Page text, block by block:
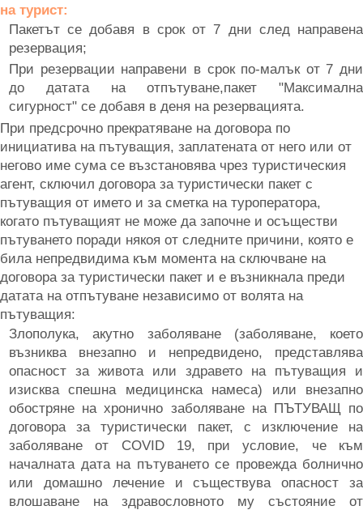
на турист:
Пакетът се добавя в срок от 7 дни след направена
резервация;
При резервации направени в срок по-малък от 7 дни
до датата на отпътуване,пакет "Максимална
сигурност" се добавя в деня на резервацията.
При предсрочно прекратяване на договора по
инициатива на пътуващия, заплатената от него или от
негово име сума се възстановява чрез туристическия
агент, сключил договора за туристически пакет с
пътуващия от името и за сметка на туроператора,
когато пътуващият не може да започне и осъществи
пътуването поради някоя от следните причини, която е
била непредвидима към момента на сключване на
договора за туристически пакет и е възникнала преди
датата на отпътуване независимо от волята на
пътуващия:
Злополука, акутно заболяване (заболяване, което
възниква внезапно и непредвидено, представлява
опасност за живота или здравето на пътуващия и
изисква спешна медицинска намеса) или внезапно
обостряне на хронично заболяване на ПЪТУВАЩ по
договора за туристически пакет, с изключение на
заболяване от COVID 19, при условие, че към
началната дата на пътуването се провежда болнично
или домашно лечение и съществува опасност за
влошаване на здравословното му състояние от